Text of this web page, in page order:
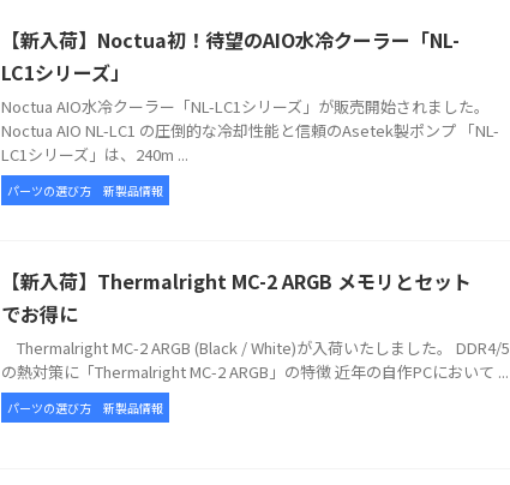
【新入荷】Noctua初！待望のAIO水冷クーラー「NL-
LC1シリーズ」
Noctua AIO水冷クーラー「NL-LC1シリーズ」が販売開始されました。
Noctua AIO NL-LC1 の圧倒的な冷却性能と信頼のAsetek製ポンプ 「NL-
LC1シリーズ」は、240m ...
パーツの選び方 新製品情報
【新入荷】Thermalright MC-2 ARGB メモリとセット
でお得に
Thermalright MC-2 ARGB (Black / White)が入荷いたしました。 DDR4/5
の熱対策に「Thermalright MC-2 ARGB」の特徴 近年の自作PCにおいて ...
パーツの選び方 新製品情報